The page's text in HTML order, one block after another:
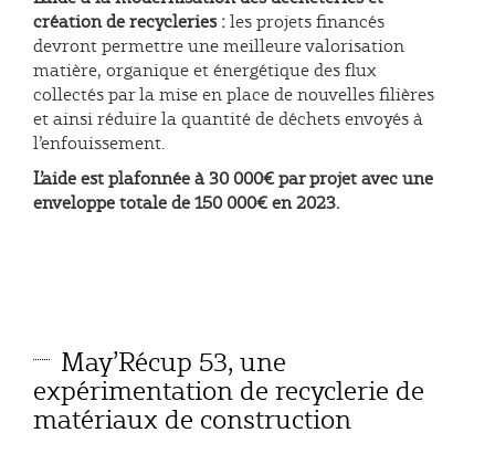
création de recycleries :les projets financés
devront permettre une meilleure valorisation
matière, organique et énergétique des flux
collectés par la mise en place de nouvelles filières
et ainsi réduire la quantité de déchets envoyés à
l’enfouissement.
L’aide est plafonnée à 30 000€ par projet avec une
enveloppe totale de 150 000€ en 2023.
May’Récup 53, une
expérimentation de recyclerie de
matériaux de construction